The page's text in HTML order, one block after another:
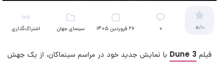
0/10 ۰ 26 فروردین 1405 سینمای جهان اشتراک‌گذاری
فیلم Dune 3 با نمایش جدید خود در مراسم سینماکان، از یک جهش